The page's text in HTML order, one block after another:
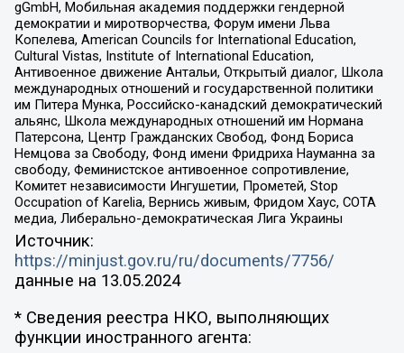
gGmbH, Мобильная академия поддержки гендерной
демократии и миротворчества, Форум имени Льва
Копелева, American Councils for International Education,
Cultural Vistas, Institute of International Education,
Антивоенное движение Антальи, Открытый диалог, Школа
международных отношений и государственной политики
им Питера Мунка, Российско-канадский демократический
альянс, Школа международных отношений им Нормана
Патерсона, Центр Гражданских Свобод, Фонд Бориса
Немцова за Свободу, Фонд имени Фридриха Науманна за
свободу, Феминистское антивоенное сопротивление,
Комитет независимости Ингушетии, Прометей, Stop
Occupation of Karelia, Вернись живым, Фридом Хаус, СОТА
медиа, Либерально-демократическая Лига Украины
Источник:
https://minjust.gov.ru/ru/documents/7756/
данные на 13.05.2024
* Сведения реестра НКО, выполняющих
функции иностранного агента: